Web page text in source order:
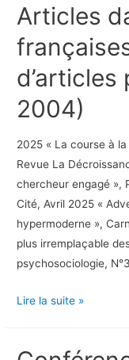
publications
étrangères
(sélection
d’articles
depuis
Articles
d’articles
2004)
2025 « La course à
Revue La
chercheur engagé »,
Cité, Avril 2025 «
hypermoderne »,
plus irremplaçable
psychosociologie,
Articles
Lire la suite »